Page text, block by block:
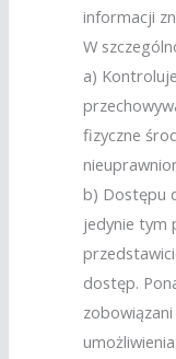
informacji
W
a)
fizyczne
b) Dostępu
jedynie tym
dostęp.